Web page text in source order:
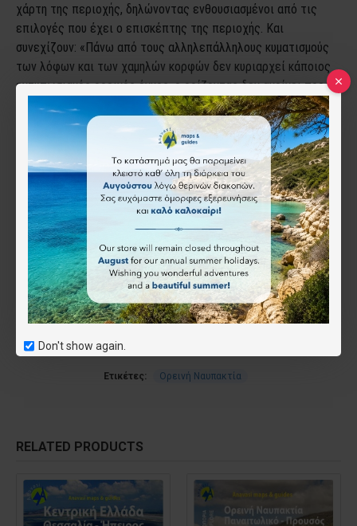
Don't show again.
χάρτη της περιοχής, δηλώνοντας ενθουσιασμένοι από τις
επιλογές που έχει ο επισκέπτης της περιοχής. Και
συνεχίζουν: «Πάνω από τους αλληλεπάλληλους κυματισμούς
των λόφων και των χαμηλών κορφών δεν κυριαρχεί κάποιος
εντυπωσιακός ορεινός όγκος, ο ορίζοντας δεν ανοίγει προς
τη θάλασσα ή κάποιο φιλόξενο κάμπο. Ποτέ δεν ξέρεις όμως
τι σου επιφυλάσσει το ανάγλυφο, ποιο βουνό ή λίμνη
ακολουθεί. Και σαν επισκέπτης πρέπει να αποδεχθείς πως
δεν θα μάθεις ποτέ αυτόν τον τόπο καλά».
Ο χάρτης της περιοχής της Ναυπακτίας, για όσους
ενδιαφέρονται να τον προμηθευτούν, υπάρχει προς διάθεση
στο βιβλιοπωλείο των εκδόσεων στην Αθήνα, στη διεύθυνση
Βουλής 32, σε όλα τα μεγάλα βιβλιοπωλεία της πρωτεύουσας,
καθώς και σε επιλεγμένα σημεία πώλησης στη πόλη της
Ναυπάκτου. Και καλή σας… «Ανάβαση»!
άρθρο της Empros News
Ετικέτες: Ορεινή Ναυπακτία
RELATED PRODUCTS